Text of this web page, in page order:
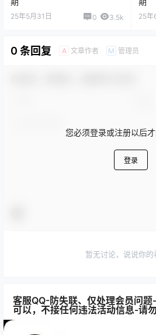
25年5月31日 0 3.5k 25年
0 条回复 A 文章作者 M 管理员
您必须登录或注册以后
登录
暂无讨论，说说你的
客服QQ-防失联、仅处理会员问
可以，不接任何违法活动信息-请